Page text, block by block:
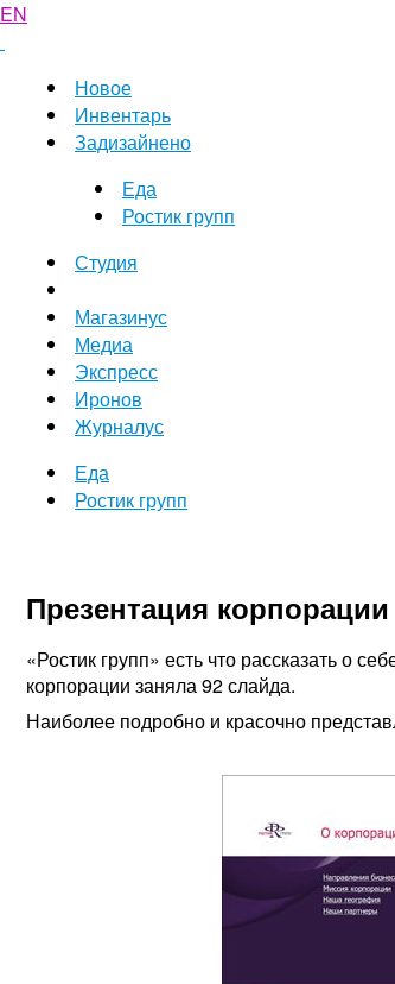
EN
Новое
Инвентарь
Задизайнено
Еда
Ростик групп
Студия
Магазинус
Медиа
Экспресс
Иронов
Журналус
Еда
Ростик групп
Презентация корпорации
«Ростик групп» есть что рассказать о
корпорации заняла 92 слайда.
Наиболее подробно и красочно